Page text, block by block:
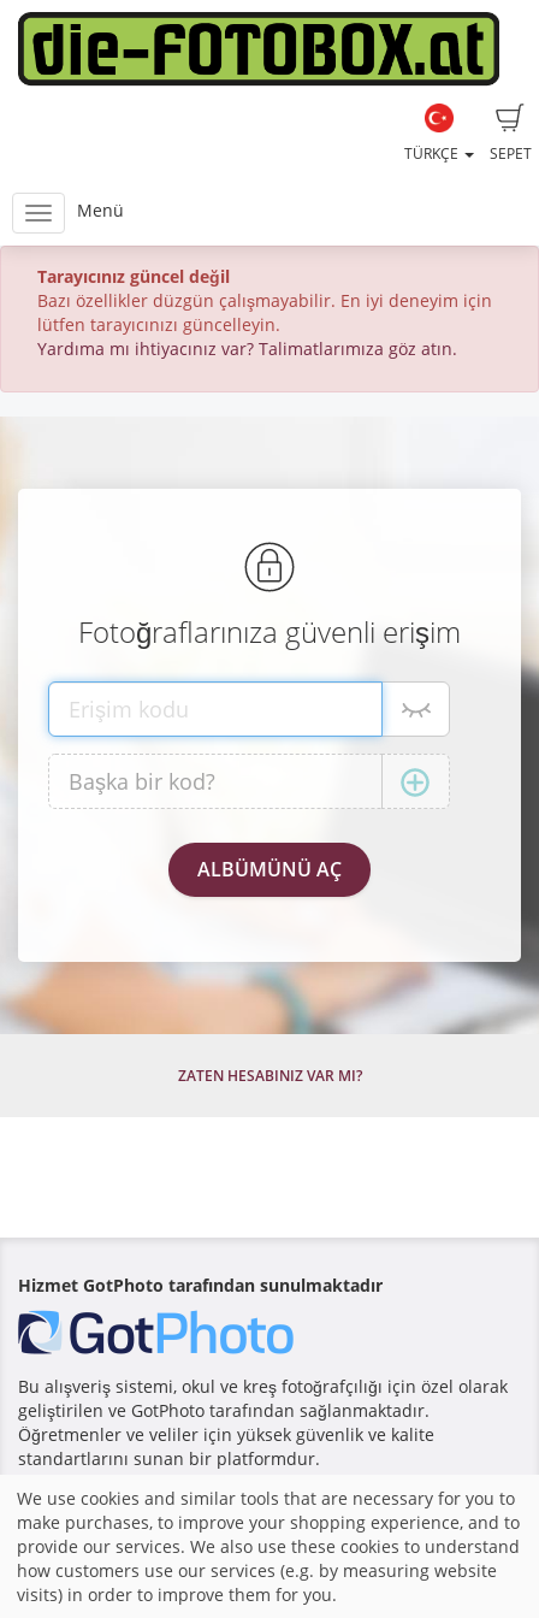
SEPET
TÜRKÇE
Menü
Tarayıcınız güncel değil
Bazı özellikler düzgün çalışmayabilir. En iyi deneyim için
lütfen tarayıcınızı güncelleyin.
Yardıma mı ihtiyacınız var? Talimatlarımıza göz atın.
Fotoğraflarınıza güvenli erişim
ZATEN HESABINIZ VAR MI?
Hizmet GotPhoto tarafından sunulmaktadır
Bu alışveriş sistemi, okul ve kreş fotoğrafçılığı için özel olarak
geliştirilen ve GotPhoto tarafından sağlanmaktadır.
Öğretmenler ve veliler için yüksek güvenlik ve kalite
standartlarını sunan bir platformdur.
Anasayfa|Baskı |Şartlar ve Koşullar| Alışveriş sistemi
GotPhoto tarafından yapılmıştır |
paylaş
We use cookies and similar tools that are necessary for you to
make purchases, to improve your shopping experience, and to
provide our services. We also use these cookies to understand
how customers use our services (e.g. by measuring website
visits) in order to improve them for you.